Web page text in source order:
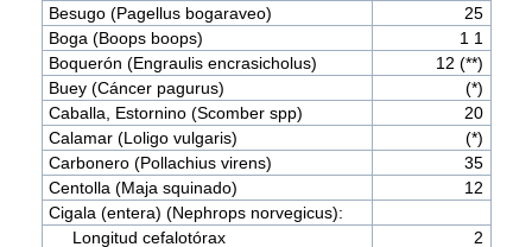
Besugo (Pagellus bogaraveo)
25
Boga (Boops boops)
1 1
Boquerón (Engraulis encrasicholus)
12 (**)
Buey (Cáncer pagurus)
(*)
Caballa, Estornino (Scomber spp)
20
Calamar (Loligo vulgaris)
(*)
Carbonero (Pollachius virens)
35
Centolla (Maja squinado)
12
Cigala (entera) (Nephrops norvegicus):
Longitud cefalotórax
2